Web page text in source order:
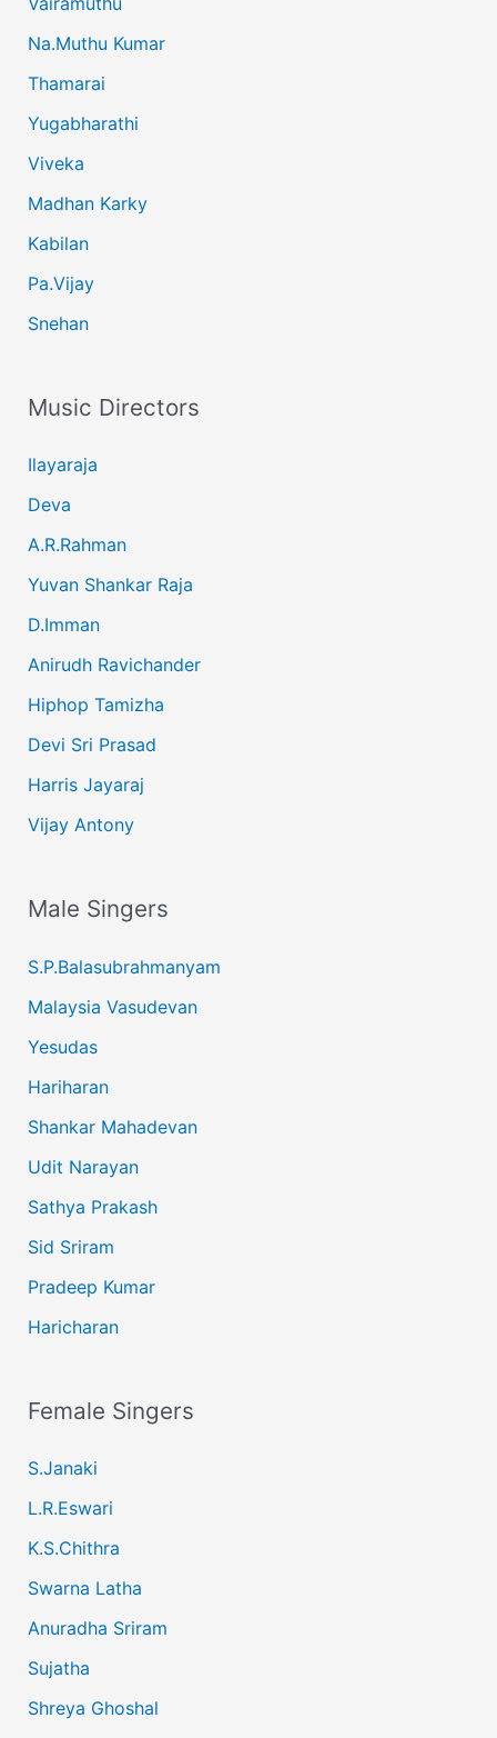
Na.Muthu Kumar
Thamarai
Yugabharathi
Viveka
Madhan Karky
Kabilan
Pa.Vijay
Snehan
Music Directors
Ilayaraja
Deva
A.R.Rahman
Yuvan Shankar Raja
D.Imman
Anirudh Ravichander
Hiphop Tamizha
Devi Sri Prasad
Harris Jayaraj
Vijay Antony
Male Singers
S.P.Balasubrahmanyam
Malaysia Vasudevan
Yesudas
Hariharan
Shankar Mahadevan
Udit Narayan
Sathya Prakash
Sid Sriram
Pradeep Kumar
Haricharan
Female Singers
S.Janaki
L.R.Eswari
K.S.Chithra
Swarna Latha
Anuradha Sriram
Sujatha
Shreya Ghoshal